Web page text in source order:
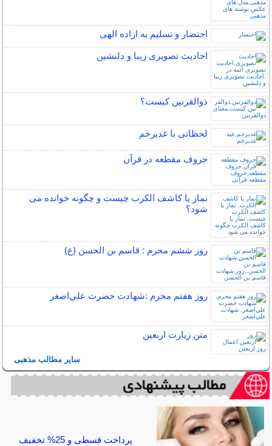
احتضار و تسلیم به اراده الهی
احادیث تصویری زیبا و دلنشین
ذوالقرنین کیست؟
لحظاتی با غدیرخم
حروف مقطعه در قرآن
نماز یا کاشف الکرب چیست و چگونه خوانده می
شود؟
روز ششم محرم : قاسم بن الحسن (ع)
روز هفتم محرم :شهادت حضرت علي‌اصغر
متن زيارت اربعين
سایر مطالب مذهبی
پرداخت قسطی و 25% تخفیف